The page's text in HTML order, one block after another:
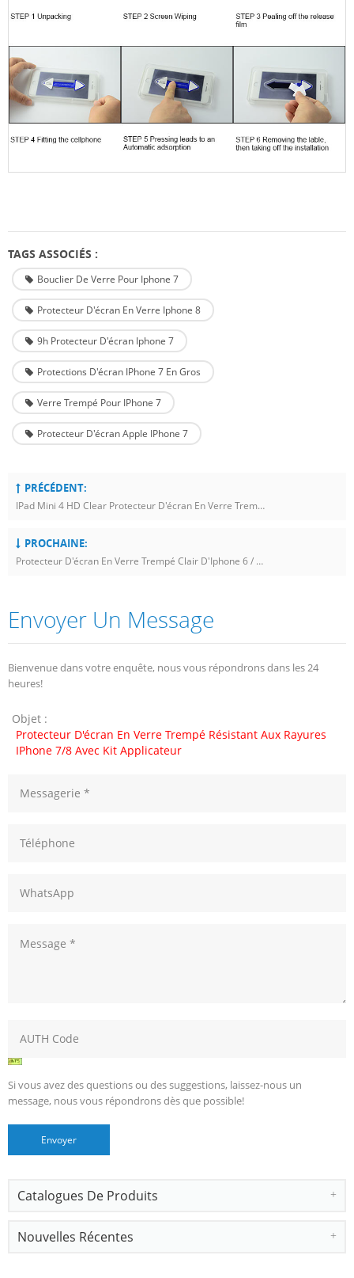
TAGS ASSOCIÉS :
Bouclier De Verre Pour Iphone 7
Protecteur D'écran En Verre Iphone 8
9h Protecteur D'écran Iphone 7
Protections D'écran IPhone 7 En Gros
Verre Trempé Pour IPhone 7
Protecteur D'écran Apple IPhone 7
PRÉCÉDENT:
IPad Mini 4 HD Clear Protecteur D'écran En Verre Trempé Avec Outil D'installation
PROCHAINE:
Protecteur D'écran En Verre Trempé Clair D'Iphone 6 / 6S Avec L'outil D'installation
Envoyer Un Message
Bienvenue dans votre enquête, nous vous répondrons dans les 24
heures!
Objet :
Protecteur D'écran En Verre Trempé Résistant Aux Rayures
IPhone 7/8 Avec Kit Applicateur
Si vous avez des questions ou des suggestions, laissez-nous un
message, nous vous répondrons dès que possible!
Catalogues De Produits
Nouvelles Récentes